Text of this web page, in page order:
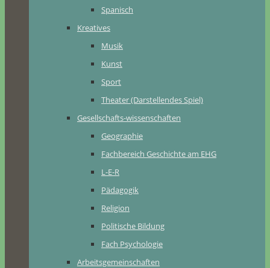
Spanisch
Kreatives
Musik
Kunst
Sport
Theater (Darstellendes Spiel)
Gesellschafts-wissenschaften
Geographie
Fachbereich Geschichte am EHG
L-E-R
Pädagogik
Religion
Politische Bildung
Fach Psychologie
Arbeitsgemeinschaften